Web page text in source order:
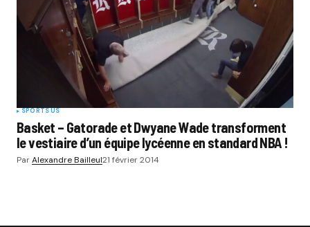
SPORTS US
Basket – Gatorade et Dwyane Wade transforment
le vestiaire d’un équipe lycéenne en standard NBA !
ParAlexandre Bailleul21 février 2014